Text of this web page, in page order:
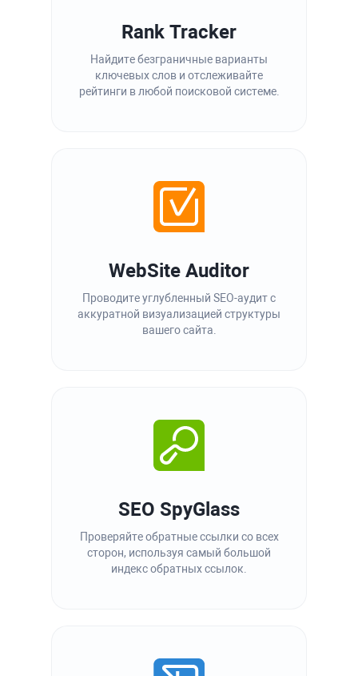
Rank Tracker
Найдите безграничные варианты
ключевых слов и отслеживайте
рейтинги в любой поисковой системе.
WebSite Auditor
Проводите углубленный SEO-аудит с
аккуратной визуализацией структуры
вашего сайта.
SEO SpyGlass
Проверяйте обратные ссылки со всех
сторон, используя самый большой
индекс обратных ссылок.